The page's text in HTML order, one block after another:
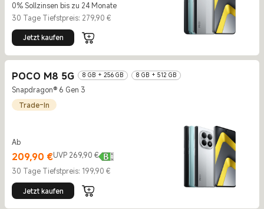
0% Sollzinsen bis zu 24 Monate
30 Tage Tiefstpreis: 279,90 €
Jetzt kaufen
POCO M8 5G 8 GB + 256 GB 8 GB + 512 GB
Snapdragon® 6 Gen 3
Trade-In
Ab
209,90 €
Current Price €209.9
UVP 269,90 €
UVP 269,90 €
30 Tage Tiefstpreis: 199,90 €
Jetzt kaufen